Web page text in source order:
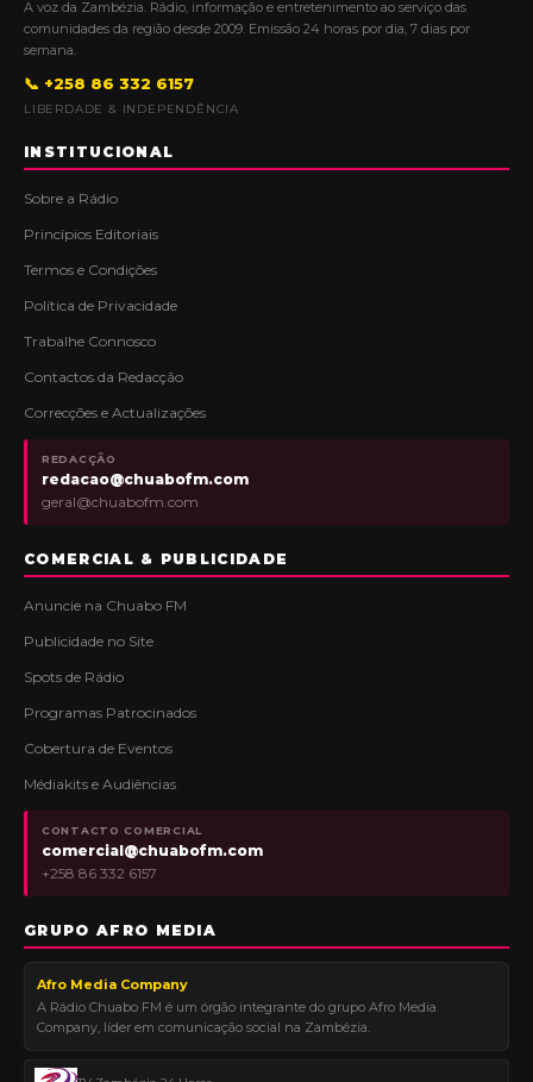
A voz da Zambézia. Rádio, informação e entretenimento ao serviço das
comunidades da região desde 2009. Emissão 24 horas por dia, 7 dias por
semana.
📞 +258 86 332 6157
LIBERDADE & INDEPENDÊNCIA
INSTITUCIONAL
Sobre a Rádio
Princípios Editoriais
Termos e Condições
Política de Privacidade
Trabalhe Connosco
Contactos da Redacção
Correcções e Actualizações
REDACÇÃO
redacao@chuabofm.com
geral@chuabofm.com
COMERCIAL & PUBLICIDADE
Anuncie na Chuabo FM
Publicidade no Site
Spots de Rádio
Programas Patrocinados
Cobertura de Eventos
Médiakits e Audiências
CONTACTO COMERCIAL
comercial@chuabofm.com
+258 86 332 6157
GRUPO AFRO MEDIA
Afro Media Company
A Rádio Chuabo FM é um órgão integrante do grupo Afro Media
Company, líder em comunicação social na Zambézia.